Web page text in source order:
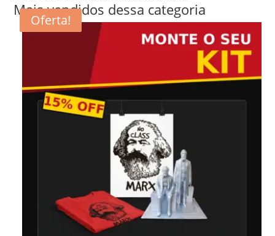
Mais vendidos dessa categoria
Oferta!
Oferta!